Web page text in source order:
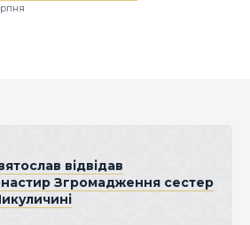
відвідав
Згромадження сестер